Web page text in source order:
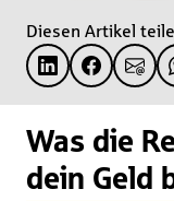
Diesen Artikel
Was die
dein Geld